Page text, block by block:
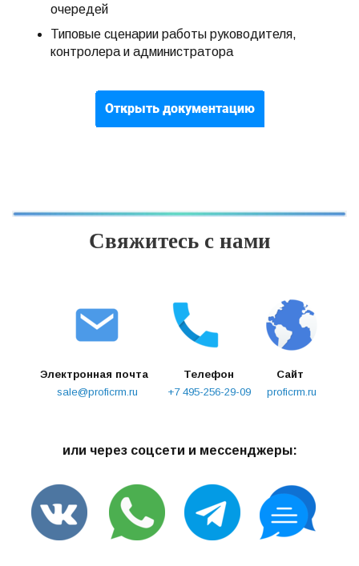
очередей
Типовые сценарии работы руководителя,
контролера и администратора
Свяжитесь с нами
Электронная почта
sale@proficrm.ru
Телефон
+7 495-256-29-09
Сайт
proficrm.ru
или через соцсети и мессенджеры: